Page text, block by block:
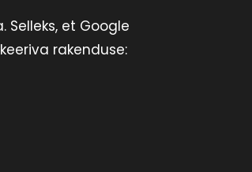
et Google
rakenduse: